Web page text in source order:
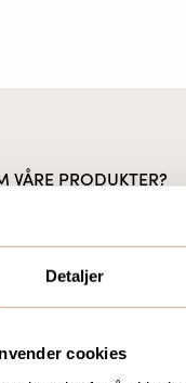
Detaljer
cookies
VÅRE PRODUKTER?
våre medarbeidere,